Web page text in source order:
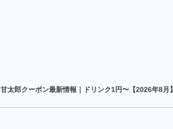
甘太郎クーポン最新情報｜ドリンク1円〜【2026年8月】